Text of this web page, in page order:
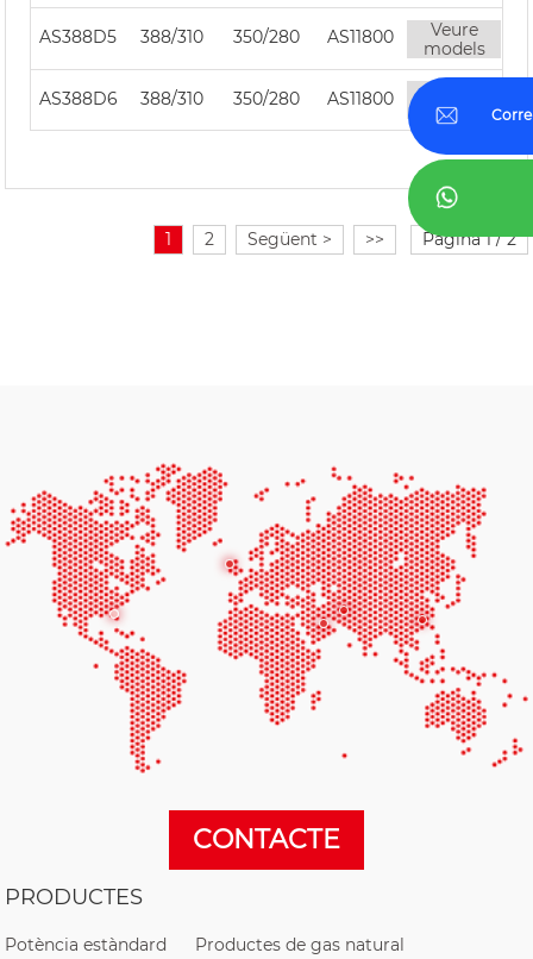
AS388D5 388/310 350/280 AS11800
Veure
models
AS388D6 388/310 350/280 AS11800
models
1 2 Següent > >> Pàgina 1 / 2
CONTACTE
PRODUCTES
Potència estàndard
Productes de gas natural